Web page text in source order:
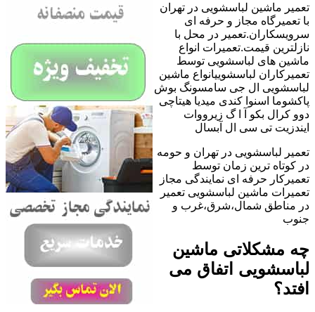
تعمیر ماشین لباسشویی در تهران
با تعمیرگاه مجاز و حرفه ای
سرویسکاران.تعمیر در محل با
نازلترین قیمت.تعمیرات انواع
ماشین های لباسشویی توسط
تعمیرکاران لباسشوییانواع ماشین
لباسشویی ال جی سامسونگ بوش
پاکشوما اسنوا کندی میدیا هیتاچی
دوو کرال بکو آ ا گ زیرووات
ایندزیت تی سی ال آبسال
تعمیر لباسشویی در تهران و حومه
در کوتاه ترین زمان توسط
تعمیرکار حرفه ای نمایندگی مجاز
تعمیرات ماشین لباسشویی تعمیر
در مناطق شمال،شرق،غرب و
جنوب
چه مشکلاتی ماشین
لباسشویی اتفاق می
افتد؟